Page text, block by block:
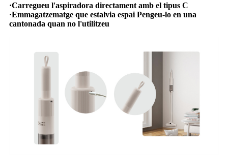
·Carregueu l'aspiradora directament amb el tipus C
·Emmagatzematge que estalvia espai Pengeu-lo en una
cantonada quan no l'utilitzeu